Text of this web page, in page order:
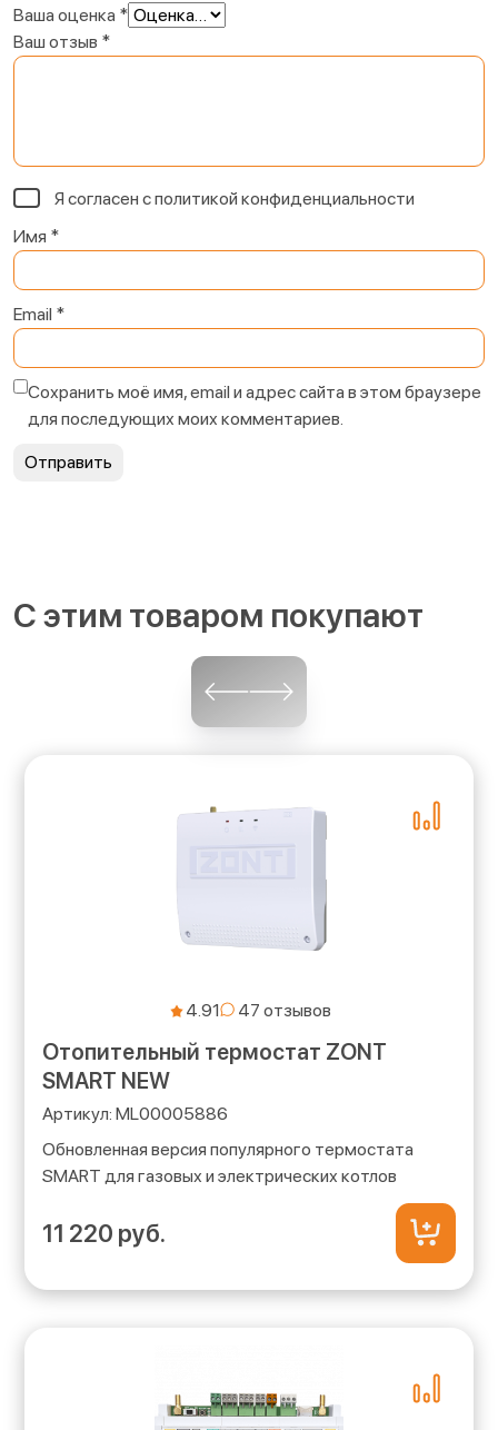
Ваша оценка *
Ваш отзыв *
Я согласен сполитикой конфиденциальности
Имя *
Email *
Сохранить моё имя, email и адрес сайта в этом браузере
для последующих моих комментариев.
С этим товаром покупают
4.91
Отопительный термостат ZONT
SMART NEW
ML00005886
Обновленная версия популярного термостата
SMART для газовых и электрических котлов
11 220 руб.